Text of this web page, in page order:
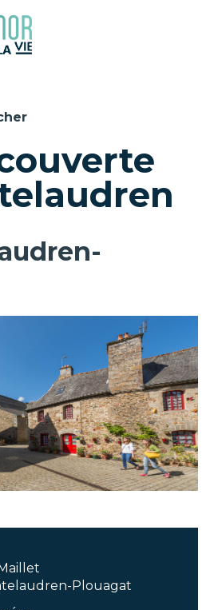
cookies
Plouagat